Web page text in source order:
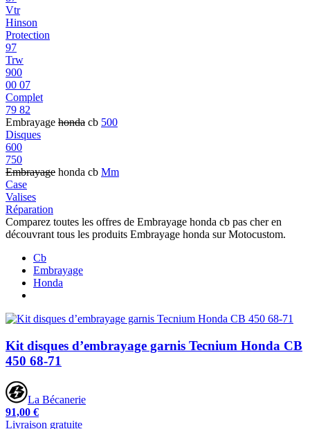
Vtr
Hinson
Protection
97
Trw
900
00 07
Complet
79 82
Embrayage honda cb 500
Disques
600
750
Embrayage honda cb Mm
Case
Valises
Réparation
Comparez toutes les offres de Embrayage honda cb pas cher en
découvrant tous les produits Embrayage honda sur Motocustom.
Cb
Embrayage
Honda
Kit disques d’embrayage garnis Tecnium Honda CB
450 68-71
La Bécanerie
91,00 €
Livraison gratuite